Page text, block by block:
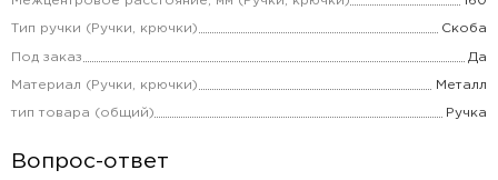
Тип ручки (Ручки, крючки) Скоба
Под заказ Да
Материал (Ручки, крючки) Металл
тип товара (общий) Ручка
Вопрос-ответ